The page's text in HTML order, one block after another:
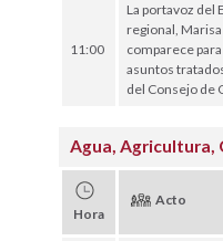
11:00
La portavoz del
regional,
comparece
asuntos
del Consejo de
Agua, Agricultura,
Hora
Acto